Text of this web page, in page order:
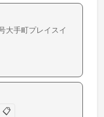
大手町プレイスイ
📋